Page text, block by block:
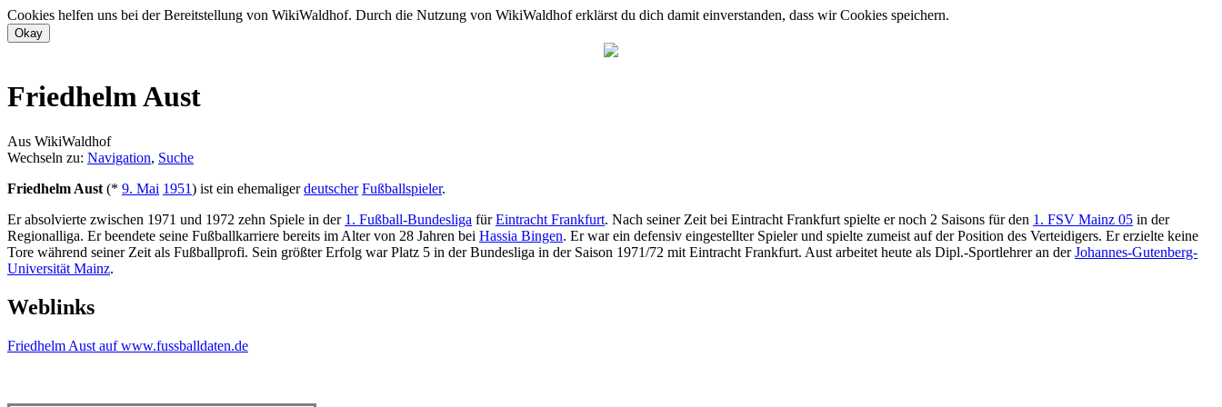
Cookies helfen uns bei der Bereitstellung von WikiWaldhof. Durch die Nutzung von WikiWaldhof erklärst du dich damit einverstanden, dass wir Cookies speichern.
Friedhelm Aust
Aus WikiWaldhof
Wechseln zu: Navigation, Suche
Friedhelm Aust (* 9. Mai 1951) ist ein ehemaligerdeutscher Fußballspieler.
Er absolvierte zwischen 1971 und 1972 zehn Spiele in der 1. Fußball-Bundesliga fürEintracht Frankfurt. Nach seiner Zeit bei Eintracht Frankfurt spielte er noch 2 Saisons für den 1. FSV Mainz 05 in der
Regionalliga. Er beendete seine Fußballkarriere bereits im Alter von 28 Jahren bei Hassia Bingen. Er war ein defensiv eingestellter Spieler und spielte zumeist auf der Position des Verteidigers. Er erzielte keine
Tore während seiner Zeit als Fußballprofi. Sein größter Erfolg war Platz 5 in der Bundesliga in der Saison 1971/72 mit Eintracht Frankfurt. Aust arbeitet heute als Dipl.-Sportlehrer an derJohannes-Gutenberg-
Universität Mainz.
Weblinks
Friedhelm Aust auf www.fussballdaten.de